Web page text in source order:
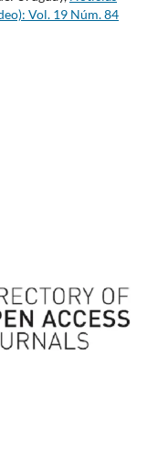
Vol. 19 Núm. 84